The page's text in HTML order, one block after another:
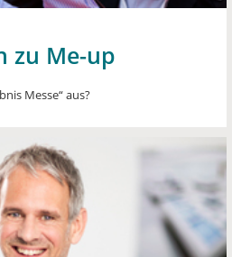
zu Me-up
Messe“ aus?